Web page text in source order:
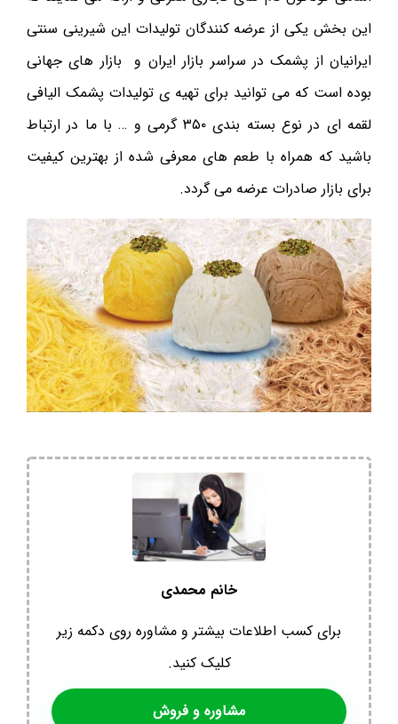
این بخش یکی از عرضه کنندگان تولیدات این شیرینی سنتی
ایرانیان از پشمک در سراسر بازار ایران و بازار های جهانی
بوده است که می توانید برای تهیه ی تولیدات پشمک الیافی
لقمه ای در نوع بسته بندی ۳۵۰ گرمی و … با ما در ارتباط
باشید که همراه با طعم های معرفی شده از بهترین کیفیت
برای بازار صادرات عرضه می گردد.
خانم محمدی
برای کسب اطلاعات بیشتر و مشاوره روی دکمه زیر
کلیک کنید.
مشاوره و فروش